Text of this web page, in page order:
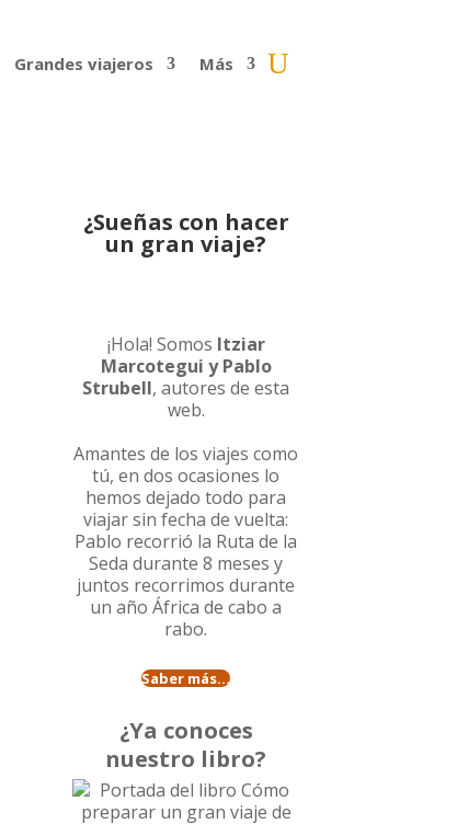
Grandes viajeros Más
¿Sueñas con hacer
un gran viaje?
¡Hola! Somos Itziar
Marcotegui y Pablo
Strubell, autores de esta
web.
Amantes de los viajes como
tú, en dos ocasiones lo
hemos dejado todo para
viajar sin fecha de vuelta:
Pablo recorrió la Ruta de la
Seda durante 8 meses y
juntos recorrimos durante
un añoÁfrica de cabo a
rabo.
Saber más...
¿Ya conoces
nuestro libro?